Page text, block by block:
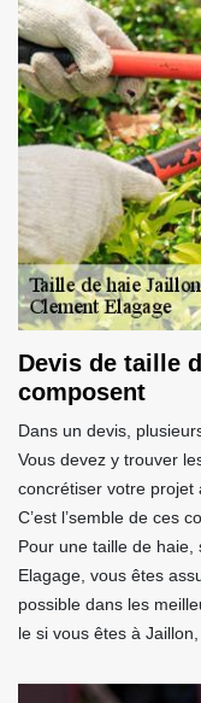
Devis de taille
composent
Dans un devis,
Vous devez y trouver
concrétiser votre projet
C’est l’semble de ces
Pour une taille de
Elagage, vous êtes
possible dans les
le si vous êtes à